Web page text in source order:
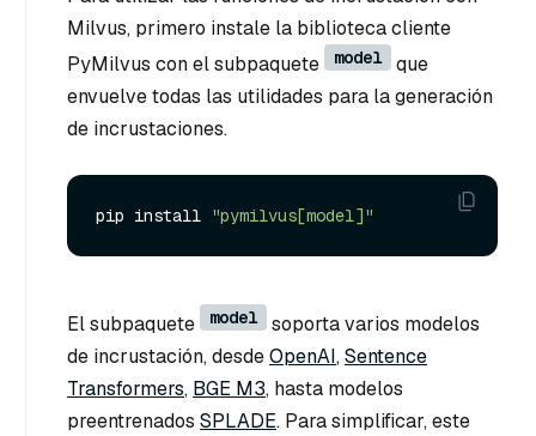
Milvus, primero instale la biblioteca cliente
PyMilvus con el subpaquete
model
que
envuelve todas las utilidades para la generación
de incrustaciones.
pip install "pymilvus[model]"
El subpaquete model
soporta varios modelos
de incrustación, desdeOpenAI,Sentence
Transformers, BGE M3, hasta modelos
preentrenados SPLADE. Para simplificar, este